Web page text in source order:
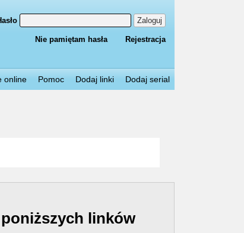
Zaloguj
Nie pamiętam hasła Rejestracja
online Pomoc Dodaj linki Dodaj serial
linków